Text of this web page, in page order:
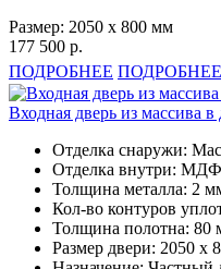
Размер: 2050 x 800 мм
177 500 р.
ПОДРОБНЕЕ ПОДРОБНЕЕ
Входная дверь из массива
Отделка снаружи:
Отделка внутри: МДФ
Толщина металла: 2
Кол-во контуров
Толщина полотна: 80
Размер двери: 2050 x